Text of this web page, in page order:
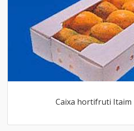
Caixa hortifruti Itaim